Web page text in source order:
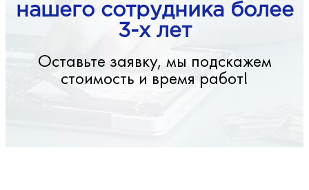
нашего сотрудника более
3-х лет
Оставьте заявку, мы подскажем
стоимость и время работ!